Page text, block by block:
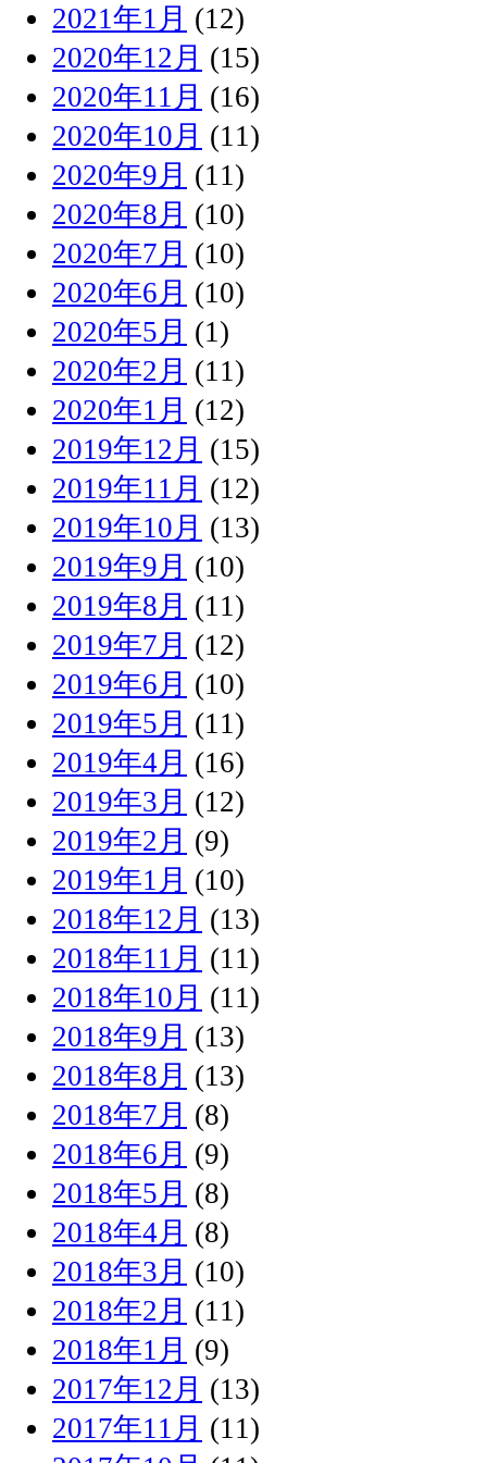
2021年1月 (12)
2020年12月 (15)
2020年11月 (16)
2020年10月 (11)
2020年9月 (11)
2020年8月 (10)
2020年7月 (10)
2020年6月 (10)
2020年5月 (1)
2020年2月 (11)
2020年1月 (12)
2019年12月 (15)
2019年11月 (12)
2019年10月 (13)
2019年9月 (10)
2019年8月 (11)
2019年7月 (12)
2019年6月 (10)
2019年5月 (11)
2019年4月 (16)
2019年3月 (12)
2019年2月 (9)
2019年1月 (10)
2018年12月 (13)
2018年11月 (11)
2018年10月 (11)
2018年9月 (13)
2018年8月 (13)
2018年7月 (8)
2018年6月 (9)
2018年5月 (8)
2018年4月 (8)
2018年3月 (10)
2018年2月 (11)
2018年1月 (9)
2017年12月 (13)
2017年11月 (11)